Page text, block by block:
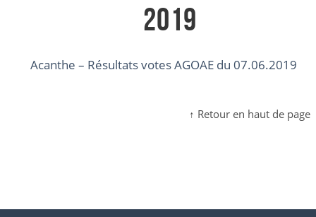
2019
Acanthe – Résultats votes AGOAE du 07.06.2019
↑ Retour en haut de page